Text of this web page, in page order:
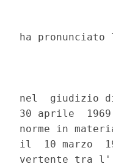
ha pronunciato
nel  giudizio
30 aprile
norme in
il  10 marzo
vertente tra l'